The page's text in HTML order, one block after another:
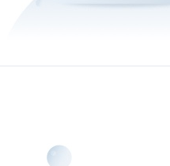
星抛丸机配件